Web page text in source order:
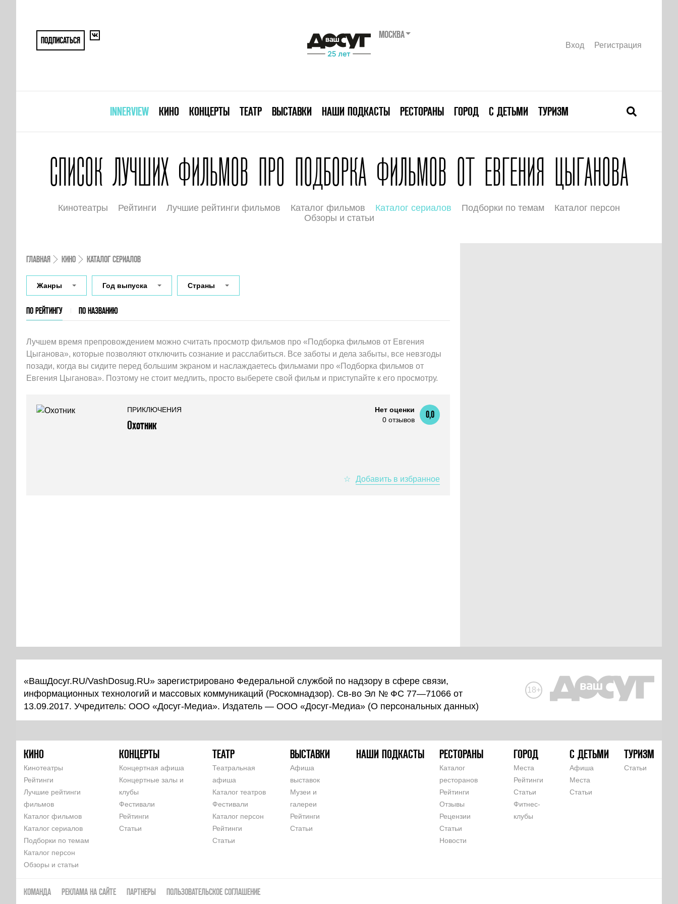
ПОДПИСАТЬСЯ
МОСКВА
Вход Регистрация
INNERVIEW КИНО КОНЦЕРТЫ ТЕАТР ВЫСТАВКИ НАШИ ПОДКАСТЫ РЕСТОРАНЫ ГОРОД С ДЕТЬМИ ТУРИЗМ
СПИСОК ЛУЧШИХ ФИЛЬМОВ ПРО ПОДБОРКА ФИЛЬМОВ ОТ ЕВГЕНИЯ ЦЫГАНОВА
Кинотеатры Рейтинги Лучшие рейтинги фильмов Каталог фильмов Каталог сериалов Подборки по темам
Каталог персон
Обзоры и статьи
ГЛАВНАЯ КИНО КАТАЛОГ СЕРИАЛОВ
Жанры Год выпуска Страны
ПО РЕЙТИНГУ ПО НАЗВАНИЮ
Лучшем время препровождением можно считать просмотр фильмов про «Подборка фильмов от Евгения
Цыганова», которые позволяют отключить сознание и расслабиться. Все заботы и дела забыты, все невзгоды
позади, когда вы сидите перед большим экраном и наслаждаетесь фильмами про «Подборка фильмов от
Евгения Цыганова». Поэтому не стоит медлить, просто выберете свой фильм и приступайте к его просмотру.
ПРИКЛЮЧЕНИЯ
Охотник
Нет оценки
0 отзывов
0,0
«ВашДосуг.RU/VashDosug.RU» зарегистрировано Федеральной службой по надзору в сфере связи,
информационных технологий и массовых коммуникаций (Роскомнадзор). Св-во Эл № ФС 77—71066 от
13.09.2017. Учредитель: ООО «Досуг-Медиа». Издатель — ООО «Досуг-Медиа» (О персональных данных)
18+
КИНО
Кинотеатры
Рейтинги
Лучшие рейтинги
фильмов
Каталог фильмов
Каталог сериалов
Подборки по темам
Каталог персон
Обзоры и статьи
КОНЦЕРТЫ
Концертная афиша
Концертные залы и
клубы
Фестивали
Рейтинги
Статьи
ТЕАТР
Театральная
афиша
Каталог театров
Фестивали
Каталог персон
Рейтинги
Статьи
ВЫСТАВКИ
Афиша
выставок
Музеи и
галереи
Рейтинги
Статьи
НАШИ ПОДКАСТЫ РЕСТОРАНЫ
Каталог
ресторанов
Рейтинги
Отзывы
Рецензии
Статьи
Новости
ГОРОД
Места
Рейтинги
Статьи
Фитнес-
клубы
С ДЕТЬМИ
Афиша
Места
Статьи
ТУРИЗМ
Статьи
КОМАНДА РЕКЛАМА НА САЙТЕ ПАРТНЕРЫ ПОЛЬЗОВАТЕЛЬСКОЕ СОГЛАШЕНИЕ